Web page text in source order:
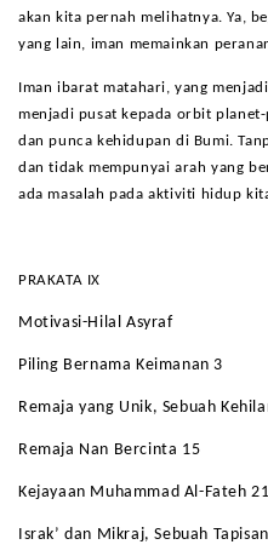
akan kita pernah melihatnya. Ya,
yang lain, iman memainkan
Iman ibarat matahari, yang
menjadi pusat kepada orbit
dan punca kehidupan di Bumi.
dan tidak mempunyai arah yang
ada masalah pada aktiviti hidup
PRAKATA IX
Motivasi-Hilal Asyraf
Piling Bernama Keimanan 3
Remaja yang Unik, Sebuah
Remaja Nan Bercinta 15
Kejayaan Muhammad Al-Fateh 21
Israk’ dan Mikraj, Sebuah